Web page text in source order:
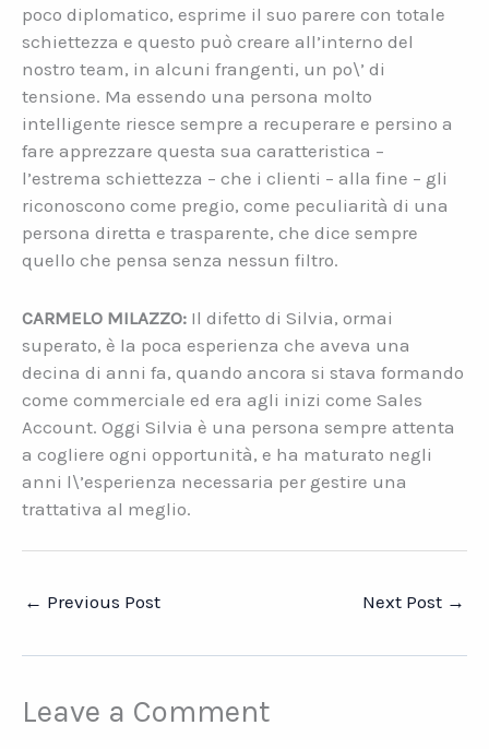
poco diplomatico, esprime il suo parere con totale
schiettezza e questo può creare all’interno del
nostro team, in alcuni frangenti, un po\’ di
tensione. Ma essendo una persona molto
intelligente riesce sempre a recuperare e persino a
fare apprezzare questa sua caratteristica –
l’estrema schiettezza – che i clienti – alla fine – gli
riconoscono come pregio, come peculiarità di una
persona diretta e trasparente, che dice sempre
quello che pensa senza nessun filtro.
CARMELO MILAZZO: Il difetto di Silvia, ormai
superato, è la poca esperienza che aveva una
decina di anni fa, quando ancora si stava formando
come commerciale ed era agli inizi come Sales
Account. Oggi Silvia è una persona sempre attenta
a cogliere ogni opportunità, e ha maturato negli
anni l\’esperienza necessaria per gestire una
trattativa al meglio.
← Previous Post Next Post →
Leave a Comment